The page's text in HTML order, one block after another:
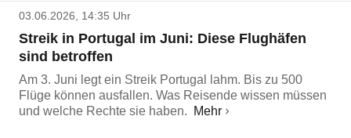
03.06.2026, 14:35 Uhr
Streik in Portugal im Juni: Diese Flughäfen
sind betroffen
Am 3. Juni legt ein Streik Portugal lahm. Bis zu 500
Flüge können ausfallen. Was Reisende wissen müssen
und welche Rechte sie haben.
Mehr